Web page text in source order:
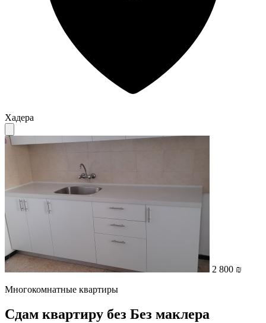
Хадера
2 800 ₪
Многокомнатные квартиры
Сдам квартиру без Без маклера